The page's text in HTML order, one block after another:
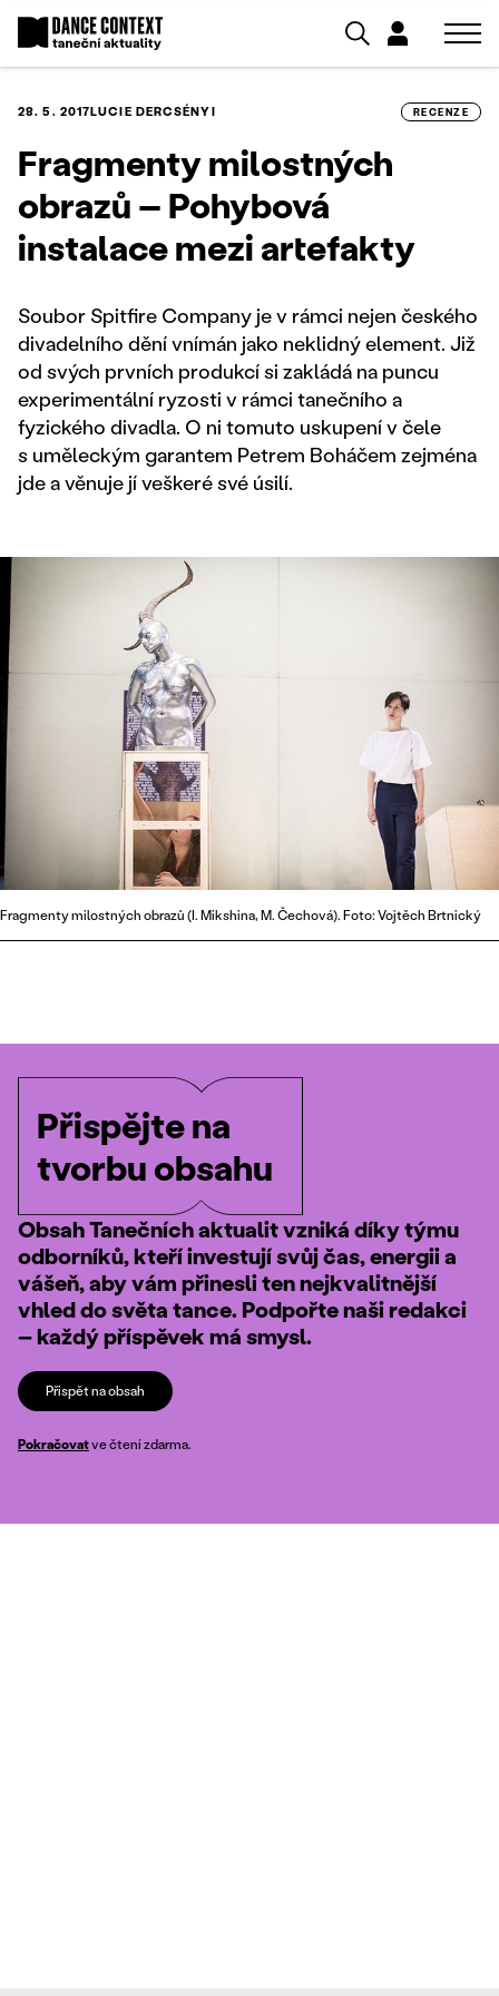
28. 5. 2017LUCIE DERCSÉNYI RECENZE
Fragmenty milostných
obrazů – Pohybová
instalace mezi artefakty
Soubor Spitfire Company je v rámci nejen českého
divadelního dění vnímán jako neklidný element. Již
od svých prvních produkcí si zakládá na puncu
experimentální ryzosti v rámci tanečního a
fyzického divadla. O ni tomuto uskupení v čele
s uměleckým garantem Petrem Boháčem zejména
jde a věnuje jí veškeré své úsilí.
Fragmenty milostných obrazů (I. Mikshina, M. Čechová). Foto: Vojtěch Brtnický
Přispějte na
tvorbu obsahu
Obsah Tanečních aktualit vzniká díky týmu
odborníků, kteří investují svůj čas, energii a
vášeň, aby vám přinesli ten nejkvalitnější
vhled do světa tance. Podpořte naši redakci
– každý příspěvek má smysl.
Přispět na obsah
Pokračovatve čtení zdarma.